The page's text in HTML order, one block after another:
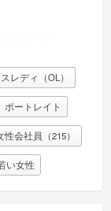
レディ（OL）
ポートレイト
性会社員（215）
い女性